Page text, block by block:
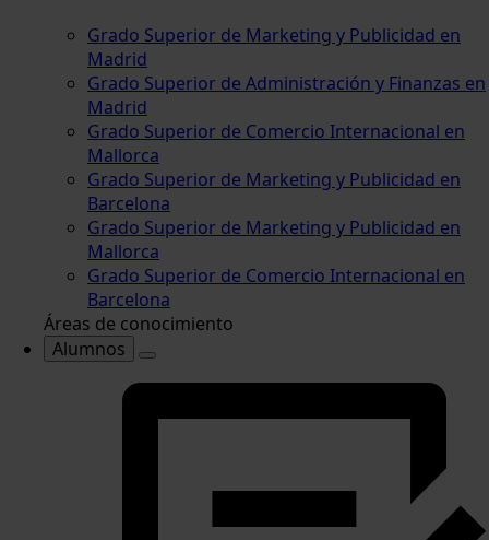
Grado Superior de Marketing y Publicidad en
Madrid
Grado Superior de Administración y Finanzas en
Madrid
Grado Superior de Comercio Internacional en
Mallorca
Grado Superior de Marketing y Publicidad en
Barcelona
Grado Superior de Marketing y Publicidad en
Mallorca
Grado Superior de Comercio Internacional en
Barcelona
Áreas de conocimiento
Alumnos